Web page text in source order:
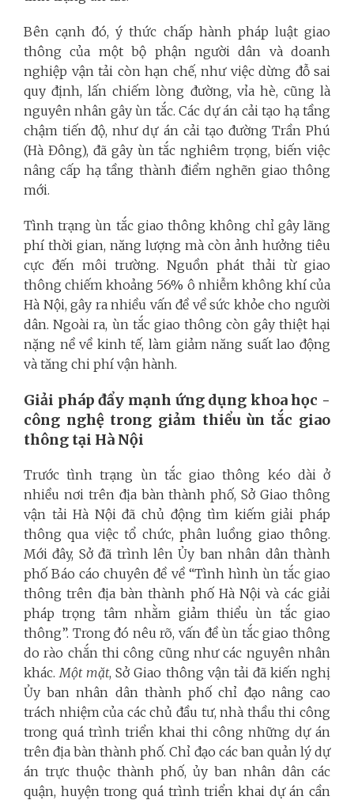
Bên cạnh đó, ý thức chấp hành pháp luật giao
thông của một bộ phận người dân và doanh
nghiệp vận tải còn hạn chế, như việc dừng đỗ sai
quy định, lấn chiếm lòng đường, vỉa hè, cũng là
nguyên nhân gây ùn tắc. Các dự án cải tạo hạ tầng
chậm tiến độ, như dự án cải tạo đường Trần Phú
(Hà Đông), đã gây ùn tắc nghiêm trọng, biến việc
nâng cấp hạ tầng thành điểm nghẽn giao thông
mới.
Tình trạng ùn tắc giao thông không chỉ gây lãng
phí thời gian, năng lượng mà còn ảnh hưởng tiêu
cực đến môi trường. Nguồn phát thải từ giao
thông chiếm khoảng 56% ô nhiễm không khí của
Hà Nội, gây ra nhiều vấn đề về sức khỏe cho người
dân. Ngoài ra, ùn tắc giao thông còn gây thiệt hại
nặng nề về kinh tế, làm giảm năng suất lao động
và tăng chi phí vận hành.
Giải pháp đẩy mạnh ứng dụng khoa học -
công nghệ trong giảm thiểu ùn tắc giao
thông tại Hà Nội
Trước tình trạng ùn tắc giao thông kéo dài ở
nhiều nơi trên địa bàn thành phố, Sở Giao thông
vận tải Hà Nội đã chủ động tìm kiếm giải pháp
thông qua việc tổ chức, phân luồng giao thông.
Mới đây, Sở đã trình lên Ủy ban nhân dân thành
phố Báo cáo chuyên đề về “Tình hình ùn tắc giao
thông trên địa bàn thành phố Hà Nội và các giải
pháp trọng tâm nhằm giảm thiểu ùn tắc giao
thông”. Trong đó nêu rõ, vấn đề ùn tắc giao thông
do rào chắn thi công cũng như các nguyên nhân
khác. Một mặt, Sở Giao thông vận tải đã kiến nghị
Ủy ban nhân dân thành phố chỉ đạo nâng cao
trách nhiệm của các chủ đầu tư, nhà thầu thi công
trong quá trình triển khai thi công những dự án
trên địa bàn thành phố. Chỉ đạo các ban quản lý dự
án trực thuộc thành phố, ủy ban nhân dân các
quận, huyện trong quá trình triển khai dự án cần